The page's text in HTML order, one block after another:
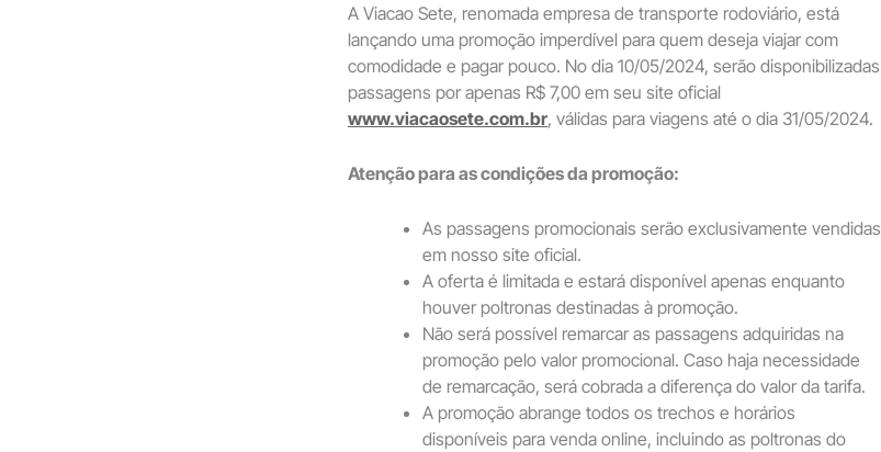
A Viacao Sete, renomada empresa de transporte rodoviário, está
lançando uma promoção imperdível para quem deseja viajar com
comodidade e pagar pouco. No dia 10/05/2024, serão disponibilizadas
passagens por apenas R$ 7,00 em seu site oficial
www.viacaosete.com.br, válidas para viagens até o dia 31/05/2024.
Atenção para as condições da promoção:
As passagens promocionais serão exclusivamente vendidas
em nosso site oficial.
A oferta é limitada e estará disponível apenas enquanto
houver poltronas destinadas à promoção.
Não será possível remarcar as passagens adquiridas na
promoção pelo valor promocional. Caso haja necessidade
de remarcação, será cobrada a diferença do valor da tarifa.
A promoção abrange todos os trechos e horários
disponíveis para venda online, incluindo as poltronas do